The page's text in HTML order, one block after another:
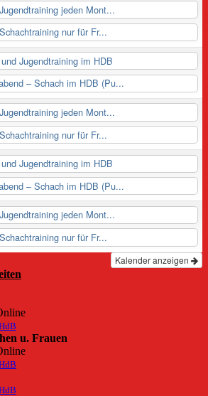
jeden Mont...
nur für Fr...
Jugendtraining im HDB
– Schach im HDB (Pu...
jeden Mont...
nur für Fr...
Jugendtraining im HDB
– Schach im HDB (Pu...
jeden Mont...
nur für Fr...
Kalender anzeigen
u. Frauen